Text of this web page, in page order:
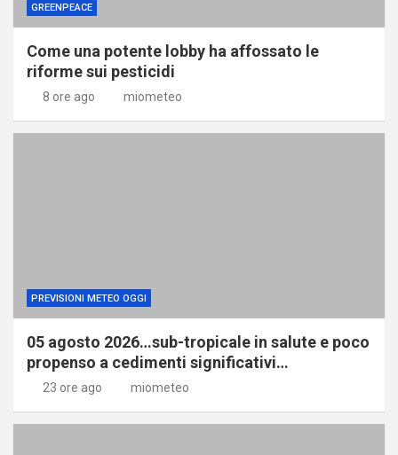
GREENPEACE
Come una potente lobby ha affossato le
riforme sui pesticidi
8 ore ago miometeo
PREVISIONI METEO OGGI
05 agosto 2026…sub-tropicale in salute e poco
propenso a cedimenti significativi…
23 ore ago miometeo